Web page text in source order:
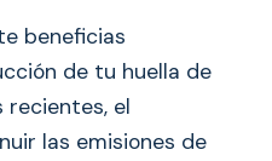
beneficias
de tu huella de
recientes, el
las emisiones de